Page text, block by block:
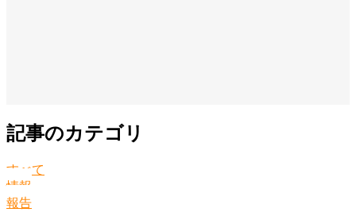
記事のカテゴリ
すべて
情報
報告